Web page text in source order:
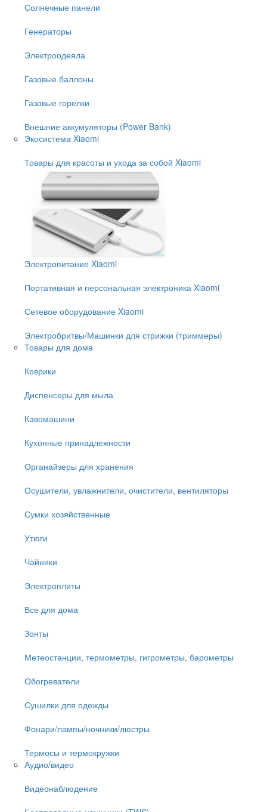
Солнечные панели
Генераторы
Электроодеяла
Газовые баллоны
Газовые горелки
Внешние аккумуляторы (Power Bank)
Экосистема Xiaomi
Товары для красоты и ухода за собой Xiaomi
Электропитание Xiaomi
Портативная и персональная электроника Xiaomi
Сетевое оборудование Xiaomi
Электробритвы/Машинки для стрижки (триммеры)
Товары для дома
Коврики
Диспенсеры для мыла
Кавомашини
Кухонные принадлежности
Органайзеры для хранения
Осушители, увлажнители, очистители, вентиляторы
Сумки хозяйственные
Утюги
Чайники
Электроплиты
Все для дома
Зонты
Метеостанции, термометры, гигрометры, барометры
Обогреватели
Сушилки для одежды
Фонари/лампы/ночники/люстры
Термосы и термокружки
Аудио/видео
Видеонаблюдение